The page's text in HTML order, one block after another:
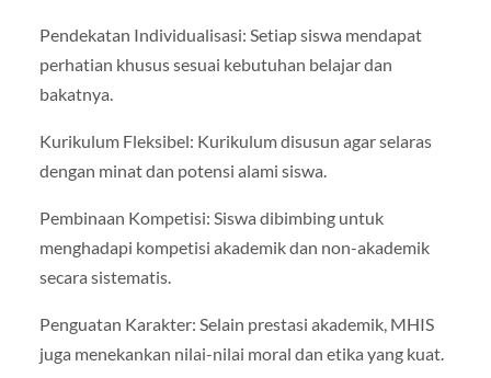
Pendekatan Individualisasi: Setiap siswa mendapat
perhatian khusus sesuai kebutuhan belajar dan
bakatnya.
Kurikulum Fleksibel: Kurikulum disusun agar selaras
dengan minat dan potensi alami siswa.
Pembinaan Kompetisi: Siswa dibimbing untuk
menghadapi kompetisi akademik dan non-akademik
secara sistematis.
Penguatan Karakter: Selain prestasi akademik, MHIS
juga menekankan nilai-nilai moral dan etika yang kuat.